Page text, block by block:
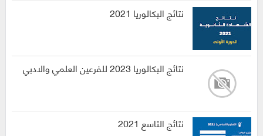
نتائج البكالوريا 2021
نتائج البكالوريا 2023 للفرعين العلمي والادبي
نتائج التاسع 2021